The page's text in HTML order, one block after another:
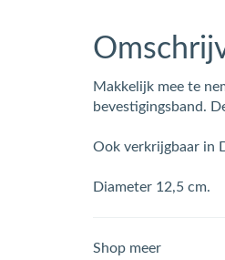
Makkelijk mee te
bevestigingsband.
Ook verkrijgbaar in
Diameter 12,5 cm.
Shop meer